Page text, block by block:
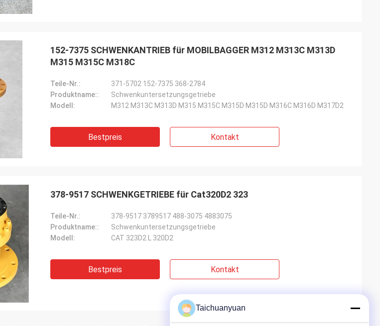
152-7375 SCHWENKANTRIEB für MOBILBAGGER M312 M313C M313D
M315 M315C M318C
Teile-Nr.:
371-5702 152-7375 368-2784
Produktname::
Schwenkuntersetzungsgetriebe
Modell:
M312 M313C M313D M315 M315C M315D M315D M316C M316D M317D2
Bestpreis Kontakt
378-9517 SCHWENKGETRIEBE für Cat320D2 323
Teile-Nr.:
378-9517 3789517 488-3075 4883075
Produktname::
Schwenkuntersetzungsgetriebe
Modell:
CAT 323D2 L 320D2
Bestpreis Kontakt
Taichuanyuan